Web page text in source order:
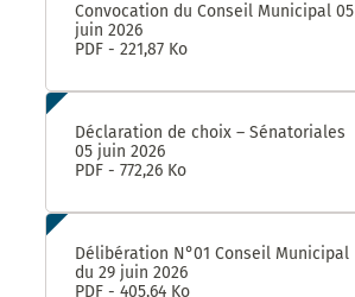
Convocation du Conseil Municipal 05
juin 2026
PDF - 221,87 Ko
Déclaration de choix – Sénatoriales
05 juin 2026
PDF - 772,26 Ko
Délibération N°01 Conseil Municipal
du 29 juin 2026
PDF - 405,64 Ko